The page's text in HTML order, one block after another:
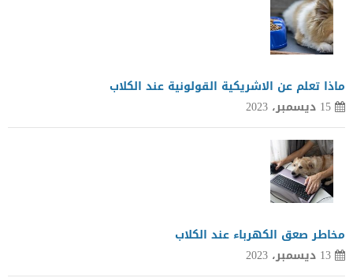
ماذا تعلم عن الاشريكية القولونية عند الكلاب
15 ديسمبر، 2023
مخاطر صعق الكهرباء عند الكلاب
13 ديسمبر، 2023